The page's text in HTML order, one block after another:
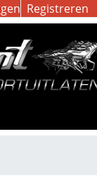
Registreren